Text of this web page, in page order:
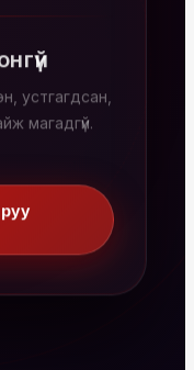
устгагдсан,
магадгүй.